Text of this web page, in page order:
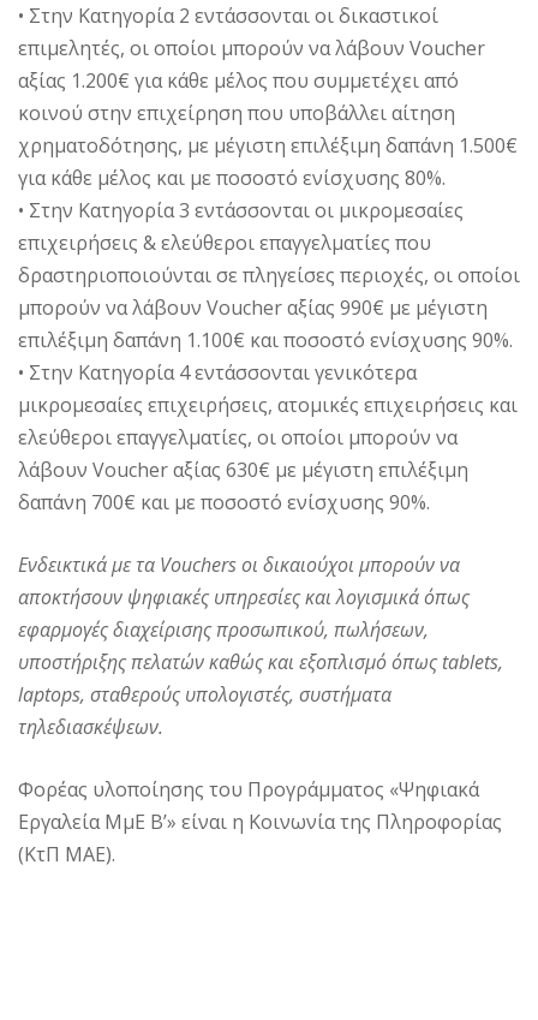
• Στην Κατηγορία 2 εντάσσονται οι δικαστικοί
επιμελητές, οι οποίοι μπορούν να λάβουν Voucher
αξίας 1.200€ για κάθε μέλος που συμμετέχει από
κοινού στην επιχείρηση που υποβάλλει αίτηση
χρηματοδότησης, με μέγιστη επιλέξιμη δαπάνη 1.500€
για κάθε μέλος και με ποσοστό ενίσχυσης 80%.
• Στην Κατηγορία 3 εντάσσονται οι μικρομεσαίες
επιχειρήσεις & ελεύθεροι επαγγελματίες που
δραστηριοποιούνται σε πληγείσες περιοχές, οι οποίοι
μπορούν να λάβουν Voucher αξίας 990€ με μέγιστη
επιλέξιμη δαπάνη 1.100€ και ποσοστό ενίσχυσης 90%.
• Στην Κατηγορία 4 εντάσσονται γενικότερα
μικρομεσαίες επιχειρήσεις, ατομικές επιχειρήσεις και
ελεύθεροι επαγγελματίες, οι οποίοι μπορούν να
λάβουν Voucher αξίας 630€ με μέγιστη επιλέξιμη
δαπάνη 700€ και με ποσοστό ενίσχυσης 90%.
Ενδεικτικά με τα Vouchers οι δικαιούχοι μπορούν να
αποκτήσουν ψηφιακές υπηρεσίες και λογισμικά όπως
εφαρμογές διαχείρισης προσωπικού, πωλήσεων,
υποστήριξης πελατών καθώς και εξοπλισμό όπως tablets,
laptops, σταθερούς υπολογιστές, συστήματα
τηλεδιασκέψεων.
Φορέας υλοποίησης του Προγράμματος «Ψηφιακά
Εργαλεία ΜμΕ Β’» είναι η Κοινωνία της Πληροφορίας
(ΚτΠ ΜΑΕ).